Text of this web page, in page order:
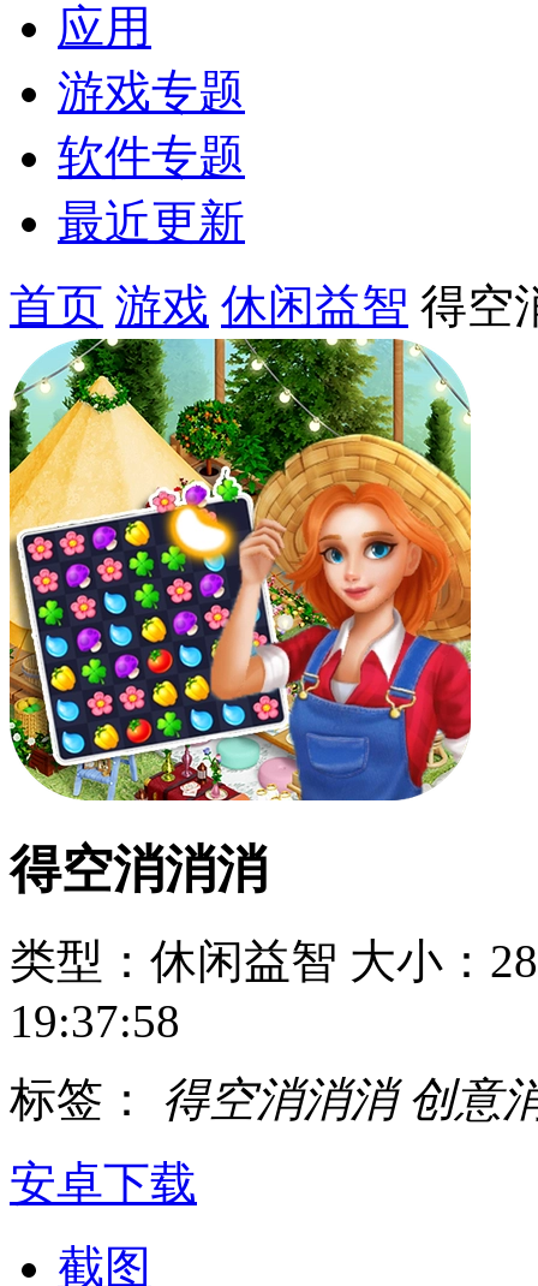
应用
游戏专题
软件专题
最近更新
首页 游戏 休闲益智 得空
得空消消消
类型：休闲益智 大小：
19:37:58
标签： 得空消消消 创意
安卓下载
截图